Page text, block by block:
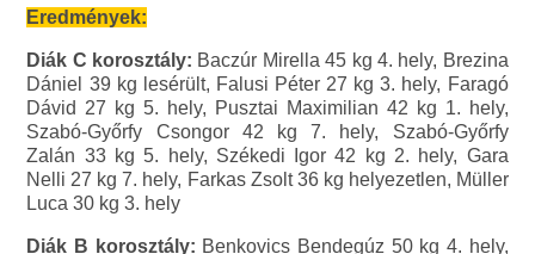
Eredmények:
Diák C korosztály: Baczúr Mirella 45 kg 4. hely, Brezina
Dániel 39 kg lesérült, Falusi Péter 27 kg 3. hely, Faragó
Dávid 27 kg 5. hely, Pusztai Maximilian 42 kg 1. hely,
Szabó-Győrfy Csongor 42 kg 7. hely, Szabó-Győrfy
Zalán 33 kg 5. hely, Székedi Igor 42 kg 2. hely, Gara
Nelli 27 kg 7. hely, Farkas Zsolt 36 kg helyezetlen, Müller
Luca 30 kg 3. hely
Diák B korosztály: Benkovics Bendegúz 50 kg 4. hely,